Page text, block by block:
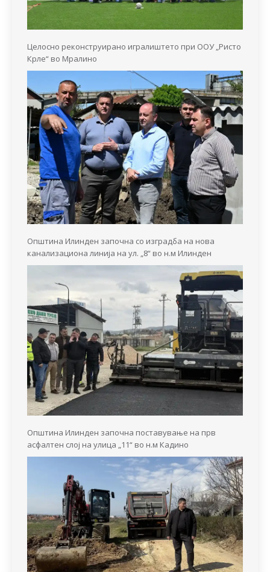
Целосно реконструирано игралиштето при ООУ „Ристо
Крле“ во Мралино
Општина Илинден започна со изградба на нова
канализациона линија на ул. „8“ во н.м Илинден
Општина Илинден започна поставување на прв
асфалтен слој на улица „11“ во н.м Кадино